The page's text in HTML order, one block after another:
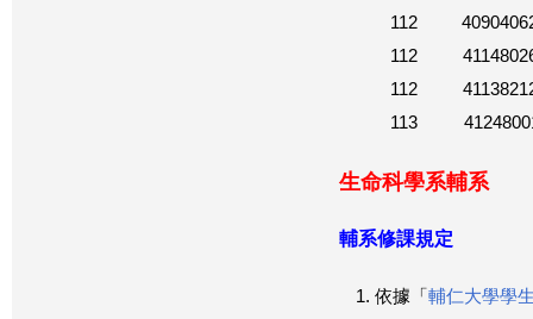
112
112
112
113
生命科學系輔系
輔系修課規定
依據「 輔仁大學學